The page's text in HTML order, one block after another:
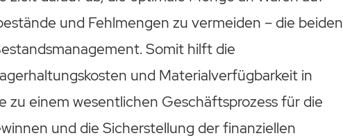
und Fehlmengen zu vermeiden – die beiden
Somit hilft die
und Materialverfügbarkeit in
zu einem wesentlichen Geschäftsprozess für die
und die Sicherstellung der finanziellen